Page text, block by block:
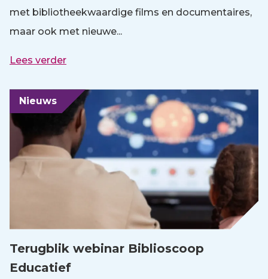
met bibliotheekwaardige films en documentaires,
maar ook met nieuwe...
Lees verder
Nieuws
Terugblik webinar Biblioscoop
Educatief